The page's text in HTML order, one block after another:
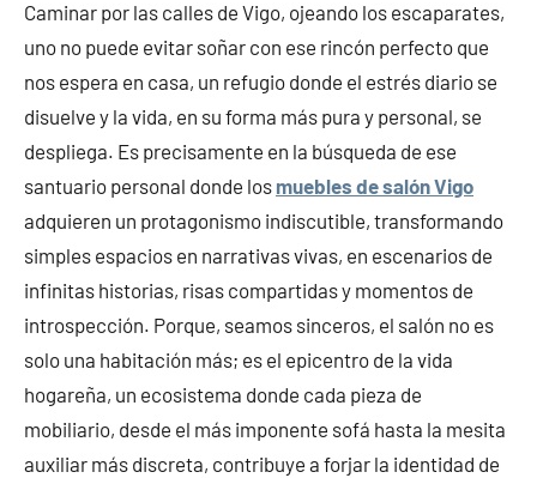
Caminar por las calles de Vigo, ojeando los escaparates,
uno no puede evitar soñar con ese rincón perfecto que
nos espera en casa, un refugio donde el estrés diario se
disuelve y la vida, en su forma más pura y personal, se
despliega. Es precisamente en la búsqueda de ese
santuario personal donde los muebles de salón Vigo
adquieren un protagonismo indiscutible, transformando
simples espacios en narrativas vivas, en escenarios de
infinitas historias, risas compartidas y momentos de
introspección. Porque, seamos sinceros, el salón no es
solo una habitación más; es el epicentro de la vida
hogareña, un ecosistema donde cada pieza de
mobiliario, desde el más imponente sofá hasta la mesita
auxiliar más discreta, contribuye a forjar la identidad de